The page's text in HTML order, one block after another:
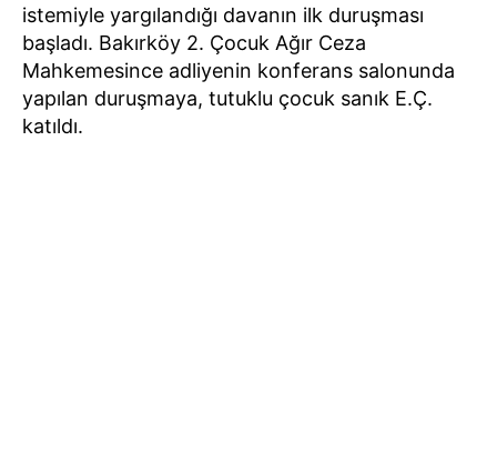
istemiyle yargılandığı davanın ilk duruşması
başladı. Bakırköy 2. Çocuk Ağır Ceza
Mahkemesince adliyenin konferans salonunda
yapılan duruşmaya, tutuklu çocuk sanık E.Ç.
katıldı.